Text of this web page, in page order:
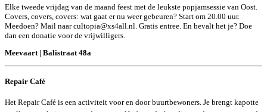
Elke tweede vrijdag van de maand feest met de leukste popjamsessie van Oost.
Covers, covers, covers: wat gaat er nu weer gebeuren? Start om 20.00 uur.
Meedoen? Mail naarcultopia@xs4all.nl . Gratis entree. En bevalt het je? Doe
dan een donatie voor de vrijwilligers.
Meevaart | Balistraat 48a
Repair Café
Het Repair Café is een activiteit voor en door buurtbewoners. Je brengt kapotte